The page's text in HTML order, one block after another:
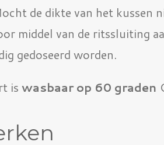
de dikte van het kussen
middel van de ritssluiting
gedoseerd worden.
is wasbaar op 60 graden